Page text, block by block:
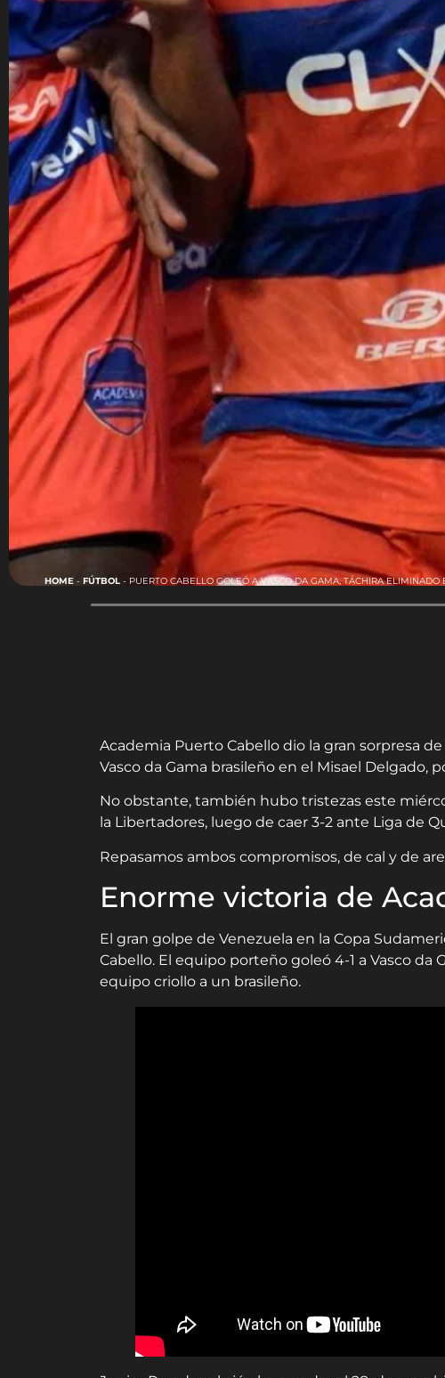
HOME- FÚTBOL- PUERTO CABELLO GOLEÓ A VASCO DA GAMA, TÁCHIRA ELIMINADO
Academia Puerto Cabello dio la gran sorpresa
Vasco da Gama brasileño en el Misael Delgado,
No obstante, también hubo tristezas este
la Libertadores, luego de caer 3-2 ante Liga de
Repasamos ambos compromisos, de cal y de
Enorme victoria de
El gran golpe de Venezuela en la Copa
Cabello. El equipo porteño goleó 4-1 a Vasco
equipo criollo a un brasileño.